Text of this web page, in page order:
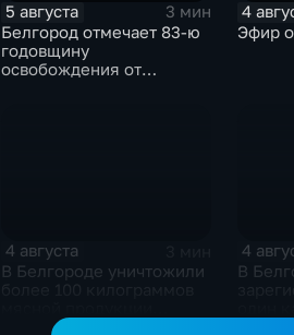
5 августа
3 мин
Белгород отмечает 83-ю
годовщину
освобождения от
4
Эфир
4 августа
В Белгороде уничтожили
неизвестного
4
В
в